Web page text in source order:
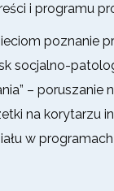
i programu
poznanie
socjalno-
–
na korytarzu
w